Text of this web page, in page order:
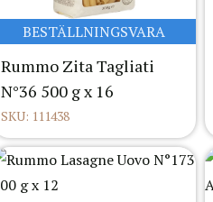
BESTÄLLNINGSVARA
Rummo Zita Tagliati
N°36 500 g x 16
SKU: 111438